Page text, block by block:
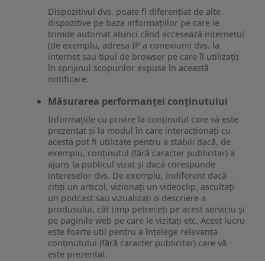
Dispozitivul dvs. poate fi diferențiat de alte
dispozitive pe baza informațiilor pe care le
trimite automat atunci când accesează internetul
(de exemplu, adresa IP a conexiunii dvs. la
internet sau tipul de browser pe care îl utilizați)
în sprijinul scopurilor expuse în această
notificare.
Măsurarea performanței conținutului
Informațiile cu privire la conținutul care vă este
prezentat și la modul în care interacționați cu
acesta pot fi utilizate pentru a stabili dacă, de
exemplu, conținutul (fără caracter publicitar) a
ajuns la publicul vizat și dacă corespunde
intereselor dvs. De exemplu, indiferent dacă
citiți un articol, vizionați un videoclip, ascultați
un podcast sau vizualizați o descriere a
produsului, cât timp petreceți pe acest serviciu și
pe paginile web pe care le vizitați etc. Acest lucru
este foarte util pentru a înțelege relevanța
conținutului (fără caracter publicitar) care vă
este prezentat.